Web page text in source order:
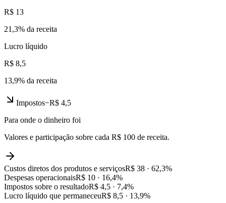
R$ 13
21,3% da receita
Lucro líquido
R$ 8,5
13,9% da receita
Impostos−R$ 4,5
Para onde o dinheiro foi
Valores e participação sobre cada R$ 100 de receita.
Custos diretos dos produtos e serviçosR$ 38 · 62,3%
Despesas operacionaisR$ 10 · 16,4%
Impostos sobre o resultadoR$ 4,5 · 7,4%
Lucro líquido que permaneceuR$ 8,5 · 13,9%